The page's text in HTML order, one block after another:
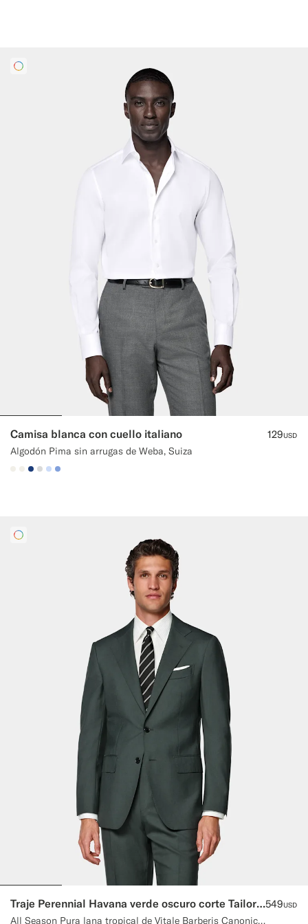
Camisa blanca con cuello italiano
Algodón Pima sin arrugas de Weba, Suiza
129USD
#F1EFE8
#F1EFE8
#1C3D7A
#D9DADA
#CCDCF9
#82A1DC
Traje Perennial Havana verde oscuro corte Tailored
All Season Pura lana tropical de Vitale Barberis Canonico, Italia
549USD